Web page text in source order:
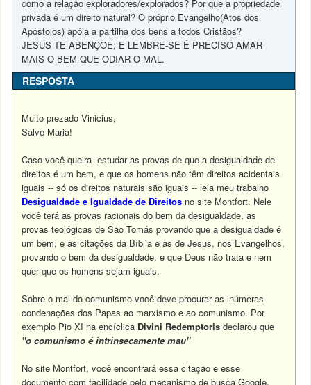
como a relação exploradores/explorados? Por que a propriedade
privada é um direito natural? O próprio Evangelho(Atos dos
Apóstolos) apóia a partilha dos bens a todos Cristãos?
JESUS TE ABENÇOE; E LEMBRE-SE É PRECISO AMAR
MAIS O BEM QUE ODIAR O MAL.
RESPOSTA
Muito prezado Vinicius,
Salve Maria!
Caso você queira estudar as provas de que a desigualdade de
direitos é um bem, e que os homens não têm direitos acidentais
iguais -- só os direitos naturais são iguais -- leia meu trabalho
Desigualdade e Igualdade de Direitos no site Montfort. Nele
você terá as provas racionais do bem da desigualdade, as
provas teológicas de São Tomás provando que a desigualdade é
um bem, e as citações da Bíblia e as de Jesus, nos Evangelhos,
provando o bem da desigualdade, e que Deus não trata e nem
quer que os homens sejam iguais.
Sobre o mal do comunismo você deve procurar as inúmeras
condenações dos Papas ao marxismo e ao comunismo. Por
exemplo Pio XI na encíclica Divini Redemptoris declarou que
"o comunismo é intrinsecamente mau"
No site Montfort, você encontrará essa citação e esse
documento com facilidade pelo mecanismo de busca Google.